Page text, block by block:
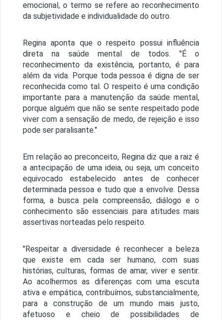
emocional, o termo se refere ao reconhecimento
da subjetividade e individualidade do outro.
Regina aponta que o respeito possui influência
direta na saúde mental de todos. "É o
reconhecimento da existência, portanto, é para
além da vida. Porque toda pessoa é digna de ser
reconhecida como tal. O respeito é uma condição
importante para a manutenção da saúde mental,
porque alguém que não se sente respeitado pode
viver com a sensação de medo, de rejeição e isso
pode ser paralisante."
Em relação ao preconceito, Regina diz que a raiz é
a antecipação de uma ideia, ou seja, um conceito
equivocado estabelecido antes de conhecer
determinada pessoa e tudo que a envolve. Dessa
forma, a busca pela compreensão, diálogo e o
conhecimento são essenciais para atitudes mais
assertivas norteadas pelo respeito.
"Respeitar a diversidade é reconhecer a beleza
que existe em cada ser humano, com suas
histórias, culturas, formas de amar, viver e sentir.
Ao acolhermos as diferenças com uma escuta
ativa e empática, contribuímos, substancialmente,
para a construção de um mundo mais justo,
afetuoso e cheio de possibilidades de